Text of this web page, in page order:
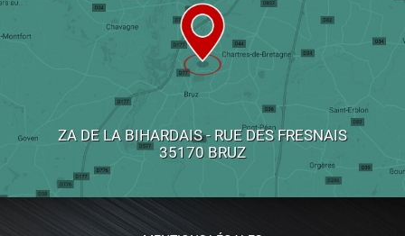
ZA DE LA BIHARDAIS - RUE DES FRESNAIS
35170 BRUZ